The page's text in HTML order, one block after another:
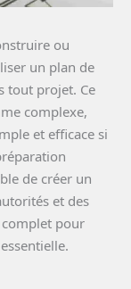
ou
un plan de
tout projet. Ce
complexe,
et efficace si
de créer un
et des
pour